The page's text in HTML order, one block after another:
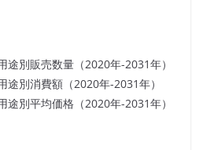
別販売数量（2020年-2031年）
別消費額（2020年-2031年）
別平均価格（2020年-2031年）